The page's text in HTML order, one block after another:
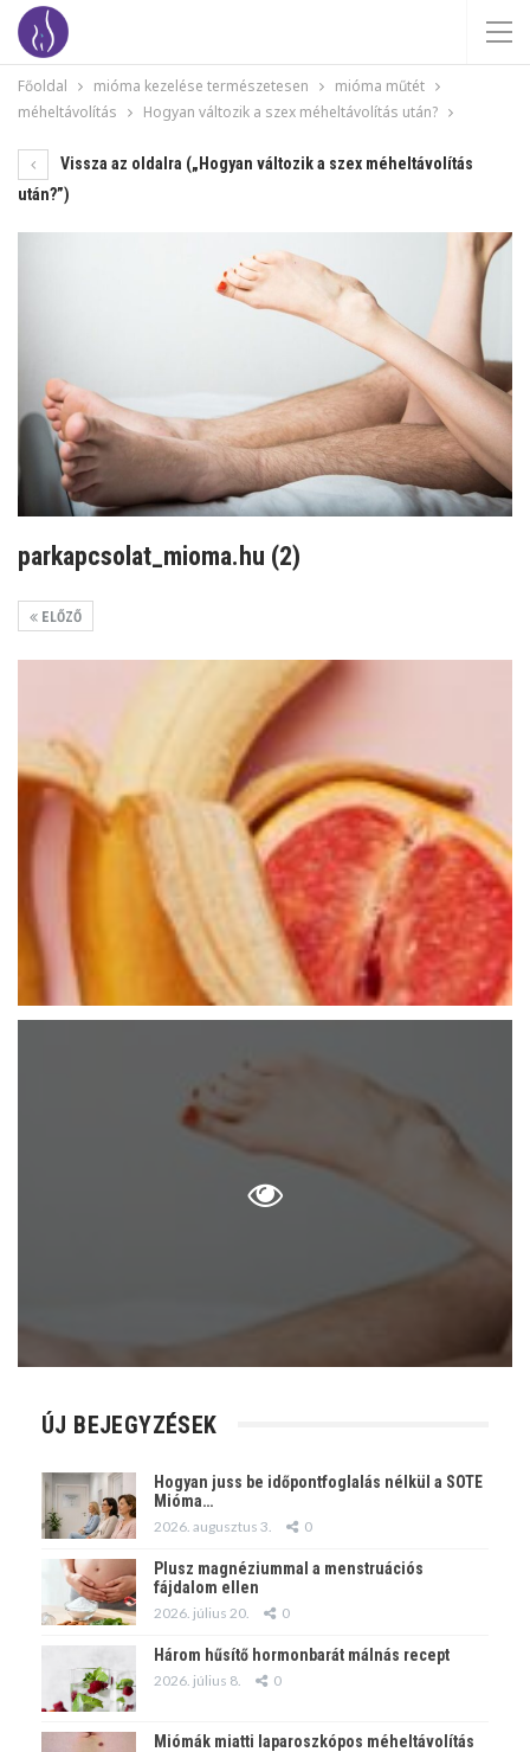
Főoldal mióma kezelése természetesen
mióma műtét
méheltávolítás
Hogyan változik a szex méheltávolítás után?
Vissza az oldalra („Hogyan változik a szex méheltávolítás
után?”)
parkapcsolat_mioma.hu (2)
ELŐZŐ
ÚJ BEJEGYZÉSEK
Hogyan juss be időpontfoglalás nélkül a SOTE
Mióma…
2026. augusztus 3. 0
Plusz magnéziummal a menstruációs
fájdalom ellen
2026. július 20. 0
Három hűsítő hormonbarát málnás recept
2026. július 8. 0
Miómák miatti laparoszkópos méheltávolítás